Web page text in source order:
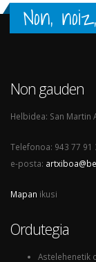
Non,
Non gauden
Helbidea: San Martin
Telefonoa: 943 77 91
e-posta:
Mapan ikusi
Ordutegia
Astelehenetik